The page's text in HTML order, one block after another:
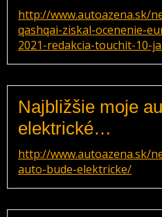
http://www.autoazena.sk/
qashqai-ziskal-ocenenie-
2021-redakcia-touchit-10-
Najbližšie moje
elektrické…
http://www.autoazena.sk/
auto-bude-elektricke/